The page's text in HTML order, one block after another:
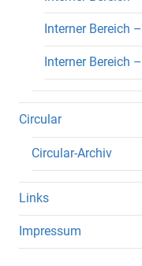
Interner Bereich
Interner Bereich
Circular
Circular-Archiv
Links
Impressum